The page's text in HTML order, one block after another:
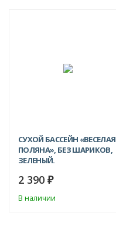
СУХОЙ БАССЕЙН «ВЕСЕЛАЯ
ПОЛЯНА», БЕЗ ШАРИКОВ,
ЗЕЛЕНЫЙ.
2 390 ₽
В наличии